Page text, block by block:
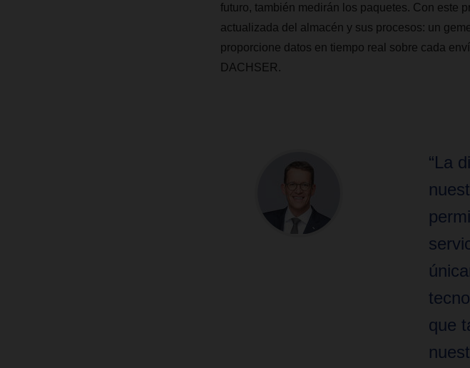
futuro, también medirán los paquetes. Con este
actualizada del almacén y sus procesos: un
proporcione datos en tiempo real sobre cada
DACHSER.
“La
que